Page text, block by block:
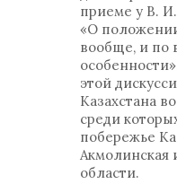
приеме у В.
«О
вообще, и по
этой
Казахстана
среди
побережье
Акмолинская
области.